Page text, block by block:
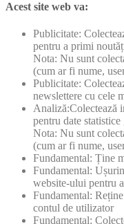
Acest site web va:
Publicitate:
pentru a primi
Nota: Nu sunt
(cum ar fi nume,
Publicitate:
newslettere cu cele
Analiză:Colectează
pentru date
Nota: Nu sunt
(cum ar fi nume,
Fundamental: Ține
Fundamental:
website-ului pentru
Fundamental:
contul de utilizator
Fundamental: